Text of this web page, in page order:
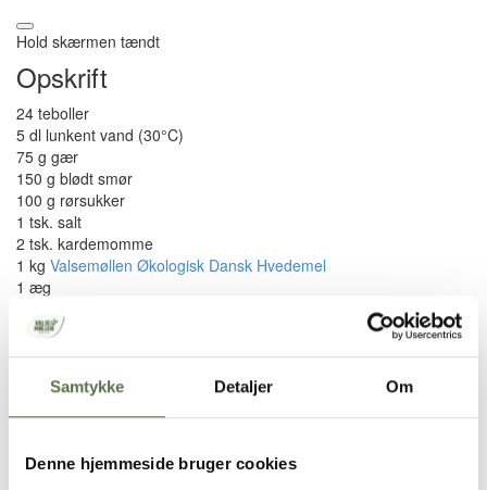
Samtykke Detaljer Om
Denne hjemmeside bruger cookies
Hold skærmen tændt
Opskrift
24 teboller
5 dl lunkent vand (30°C)
75 g gær
150 g blødt smør
100 g rørsukker
1 tsk. salt
2 tsk. kardemomme
1 kg Valsemøllen Økologisk Dansk Hvedemel
1 æg
Brugt i opskriften
Økologisk Dansk Hvedemel
Sådan gør du